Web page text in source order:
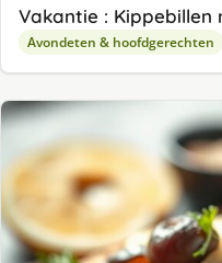
Vakantie :
Avondeten & hoofdgerechten